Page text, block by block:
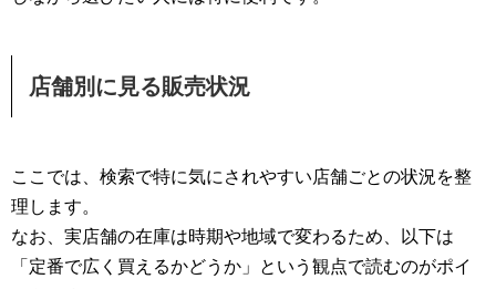
店舗別に見る販売状況
ここでは、検索で特に気にされやすい店舗ごとの状況を整
理します。
なお、実店舗の在庫は時期や地域で変わるため、以下は
「定番で広く買えるかどうか」という観点で読むのがポイ